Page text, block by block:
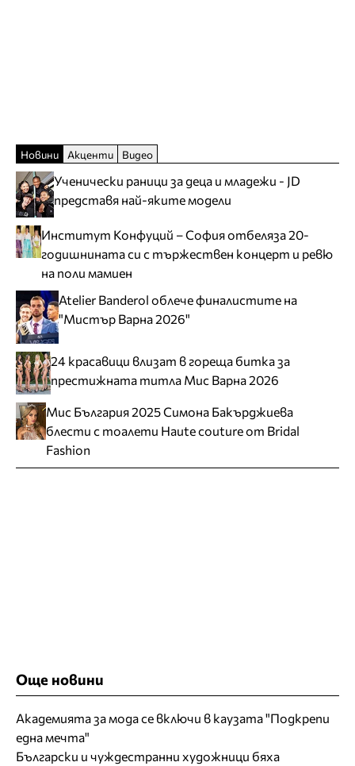
Новини Акценти Видео
Ученически раници за деца и младежи - JD
представя най-яките модели
Институт Конфуций – София отбеляза 20-
годишнината си с тържествен концерт и ревю
на поли мамиен
Atelier Banderol облече финалистите на
"Мистър Варна 2026"
24 красавици влизат в гореща битка за
престижната титла Мис Варна 2026
Мис България 2025 Симона Бакърджиева
блести с тоалети Haute couture от Bridal
Fashion
Още новини
Академията за мода се включи в каузата "Подкрепи
една мечта"
Български и чуждестранни художници бяха